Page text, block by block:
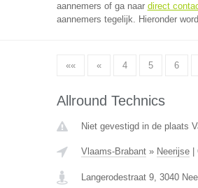
aannemers of ga naar direct
aannemers tegelijk. Hieronder
«« « 4 5 6
Allround Technics
Niet gevestigd in de plaats
Vlaams-Brabant» Neerijse|
Langerodestraat 9, 3040